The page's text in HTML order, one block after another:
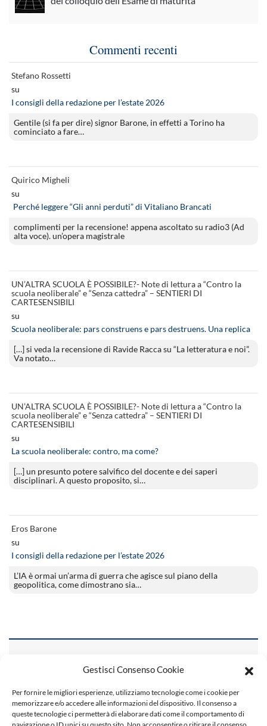
Gestisci Consenso Cookie
Per fornire le migliori esperienze, utilizziamo tecnologie come i cookie per
memorizzare e/o accedere alle informazioni del dispositivo. Il consenso a
queste tecnologie ci permetterà di elaborare dati come il comportamento di
Commenti recenti
Stefano Rossetti
su
I consigli della redazione per l’estate 2026
Gentile (si fa per dire) signor Barone, in effetti a Torino ha
cominciato a fare…
Quirico Migheli
su
Perché leggere “Gli anni perduti” di Vitaliano Brancati
complimenti per la recensione! appena ascoltato su radio3 (Ad
alta voce). un’opera magistrale
UN’ALTRA SCUOLA È POSSIBILE?- Note di lettura a “Contro la
scuola neoliberale” e “Senza cattedra” – SENTIERI DI
CARTESENSIBILI
su
Scuola neoliberale: pars construens e pars destruens. Una replica
[…] si veda la recensione di Ravide Racca su “La letteratura e noi”.
Va notato…
UN’ALTRA SCUOLA È POSSIBILE?- Note di lettura a “Contro la
scuola neoliberale” e “Senza cattedra” – SENTIERI DI
CARTESENSIBILI
su
La scuola neoliberale: contro, ma come?
[…] un presunto potere salvifico del docente e dei saperi
disciplinari. A questo proposito, si…
Eros Barone
su
I consigli della redazione per l’estate 2026
L’IA è ormai un’arma di guerra che agisce sul piano della
geopolitica, come dimostrano sia…
Colophon
Fondatore
Romano Luperini